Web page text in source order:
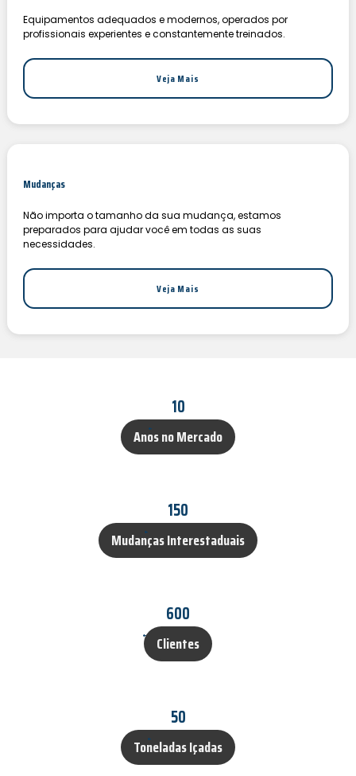
Equipamentos adequados e modernos, operados por
profissionais experientes e constantemente treinados.
Veja Mais
Mudanças
Não importa o tamanho da sua mudança, estamos
preparados para ajudar você em todas as suas
necessidades.
Veja Mais
10
Anos no Mercado
150
Mudanças Interestaduais
600
Clientes
50
Toneladas Içadas